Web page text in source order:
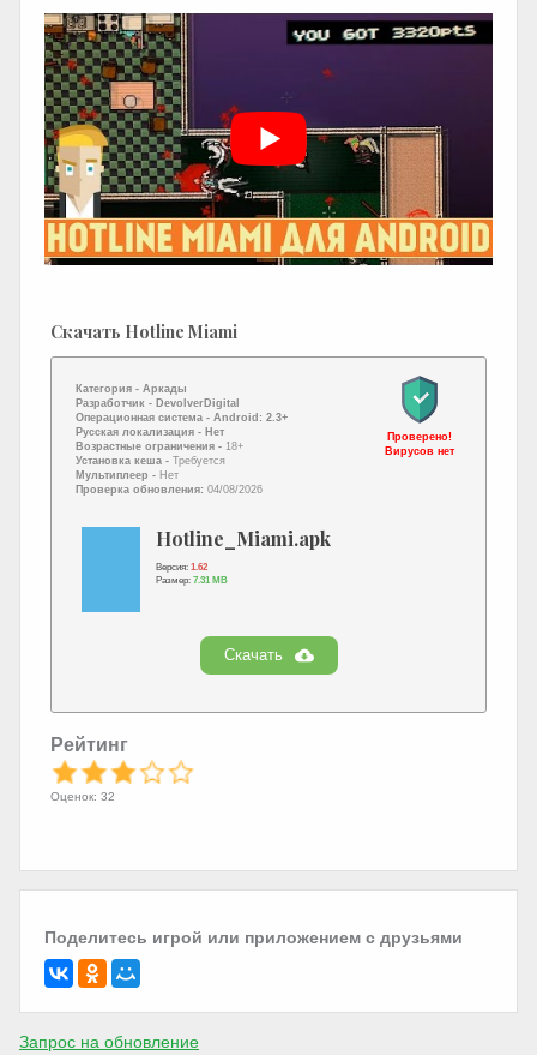
Скачать Hotline Miami
Категория - Аркады
Разработчик - DevolverDigital
Операционная система - Android: 2.3+
Русская локализация - Нет
Возрастные ограничения - 18+
Установка кеша - Требуется
Мультиплеер - Нет
Проверка обновления: 04/08/2026
Проверено!
Вирусов нет
Hotline_Miami.apk
Версия: 1.62
Размер: 7.31 MB
Скачать
Рейтинг
Оценок: 32
Поделитесь игрой или приложением с друзьями
Запрос на обновление